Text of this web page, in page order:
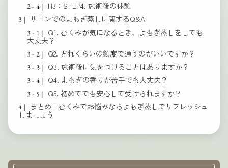
H3：STEP4. 施術後の休憩
サロンでのよもぎ蒸しに関するQ&A
Q1. むくみが気になるとき、よもぎ蒸しをしても
大丈夫？
Q2. どれくらいの頻度で通うのがいいですか？
Q3. 施術後に気をつけることはありますか？
Q4. よもぎの香りが苦手でも大丈夫？
Q5. 初めてでも安心して受けられますか？
まとめ｜むくみでお悩みならよもぎ蒸しでリフレッシュ
しましょう